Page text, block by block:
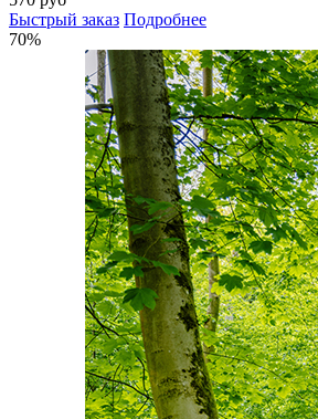
Быстрый заказ Подробнее
70%